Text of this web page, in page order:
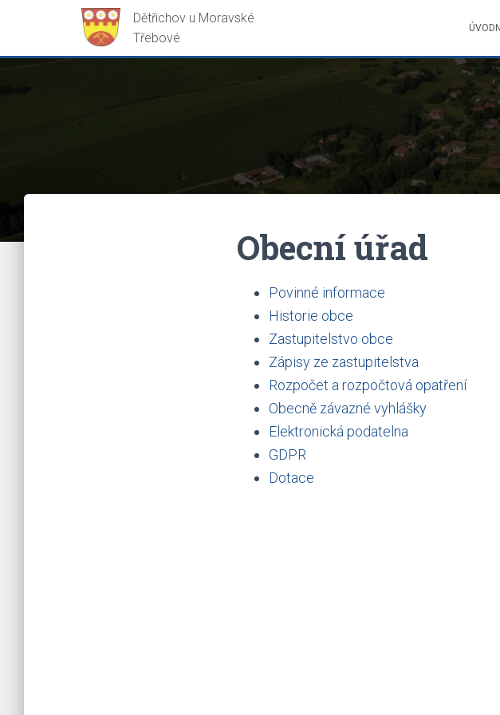
Obecní úřad
Povinné informace
Historie obce
Zastupitelstvo obce
Zápisy ze zastupitelstva
Rozpočet a rozpočtová opatření
Obecně závazné vyhlášky
Elektronická podatelna
GDPR
Dotace